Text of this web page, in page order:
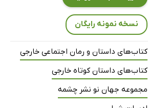
نسخه نمونه رایگان
کتاب‌های داستان و رمان اجتماعی خارجی
کتاب‌های داستان کوتاه خارجی
مجموعه جهان نو نشر چشمه